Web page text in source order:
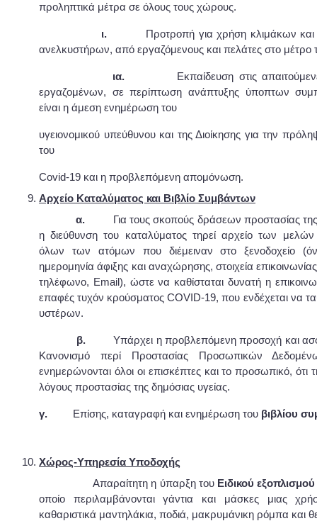
προληπτικά μέτρα σε όλους τους χώρους.
ι. Προτροπή για χρήση κλιμάκων
ανελκυστήρων, από εργαζόμενους και πελάτες στο μέτρο
ια. Εκπαίδευση στις
εργαζομένων, σε περίπτωση ανάπτυξης ύποπτων
είναι η άμεση ενημέρωση του
υγειονομικού υπεύθυνου και της Διοίκησης για την
του
Covid-19 και η προβλεπόμενη απομόνωση.
Αρχείο Καταλύματος και Βιβλίο Συμβάντων
α. Για τους σκοπούς δράσεων προστασίας
η διεύθυνση του καταλύματος τηρεί αρχείο των
όλων των ατόμων που διέμειναν στο ξενοδοχείο
ημερομηνία άφιξης και αναχώρησης, στοιχεία
τηλέφωνο, Email), ώστε να καθίσταται δυνατή η
επαφές τυχόν κρούσματος COVID-19, που ενδέχεται να
υστέρων.
β.Υπάρχει η προβλεπόμενη προσοχή και
Κανονισμό περί Προστασίας Προσωπικών
ενημερώνονται όλοι οι επισκέπτες και το προσωπικό, ότι
λόγους προστασίας της δημόσιας υγείας.
γ. Επίσης, καταγραφή και ενημέρωση του βιβλίου
Χώρος-Υπηρεσία Υποδοχής
Απαραίτητη η ύπαρξη του Ειδικού
οποίο περιλαμβάνονται γάντια και μάσκες μιας
καθαριστικά μαντηλάκια, ποδιά, μακρυμάνικη ρόμπα και